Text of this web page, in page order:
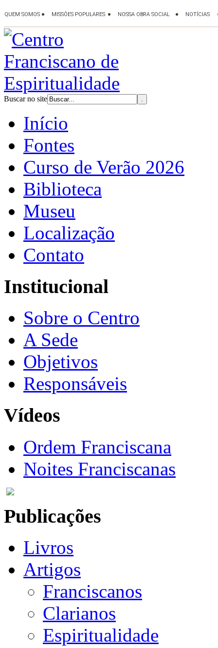
Buscar no site
Início
Fontes
Curso de Verão 2026
Biblioteca
Museu
Localização
Contato
Institucional
Sobre o Centro
A Sede
Objetivos
Responsáveis
Vídeos
Ordem Franciscana
Noites Franciscanas
Publicações
Livros
Artigos
Franciscanos
Clarianos
Espiritualidade